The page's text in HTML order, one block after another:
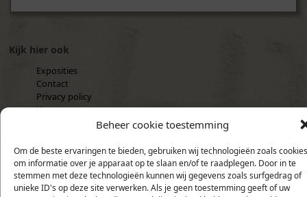
Beheer cookie toestemming
Om de beste ervaringen te bieden, gebruiken wij technologieën zoals cookies
om informatie over je apparaat op te slaan en/of te raadplegen. Door in te
stemmen met deze technologieën kunnen wij gegevens zoals surfgedrag of
unieke ID's op deze site verwerken. Als je geen toestemming geeft of uw
Kijk hier ook
Exposities
Contact
Privacy policy
Vacatures
Waarom museumglas?
Recente verhalen
Angelina – een Tearoom in Parijsmei 7, 2017
Studie voor “Making a Decision”, 2015januari 22, 2016